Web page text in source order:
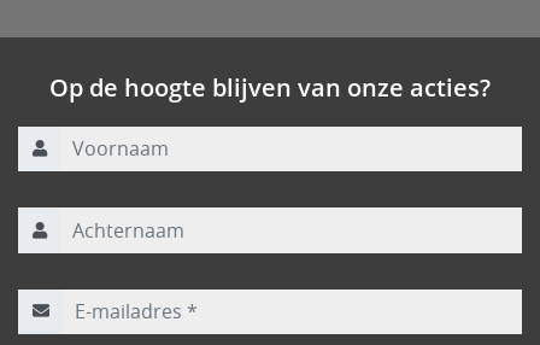
Op de hoogte blijven van onze acties?